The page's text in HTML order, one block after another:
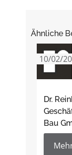
Ähnliche
10/02/
Dr.
Bau